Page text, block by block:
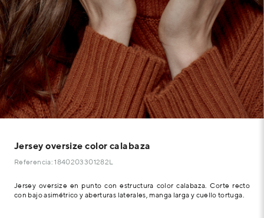
Jersey oversize color calabaza
Referencia: 1840203301282L
Jersey oversize en punto con estructura color calabaza. Corte recto
con bajo asimétrico y aberturas laterales, manga larga y cuello tortuga.